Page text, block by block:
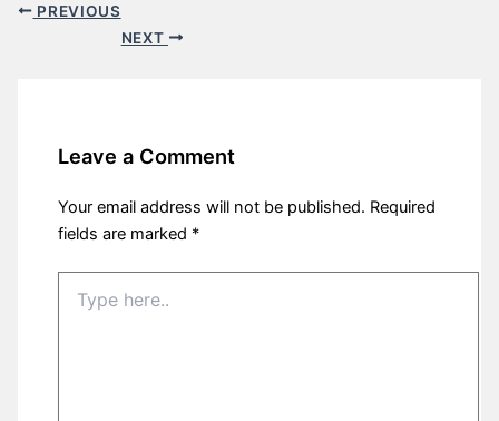
PREVIOUS
NEXT
Leave a Comment
Your email address will not be published. Required
fields are marked *
here..